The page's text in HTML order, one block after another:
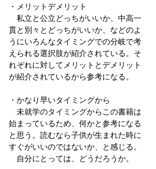
・メリットデメリット
私立と公立どっちがいいか、中高一
貫と別々とどっちがいいか、などのよ
うにいろんなタイミングでの分岐で考
えられる選択肢が紹介されている。そ
れぞれに対してメリットとデメリット
が紹介されているから参考になる。
・かなり早いタイミングから
未就学のタイミングからこの書籍は
始まっているため、何かと参考になる
と思う。読むなら子供が生まれた時に
すぐがいいのではないか、と感じる。
自分にとっては、どうだろうか。